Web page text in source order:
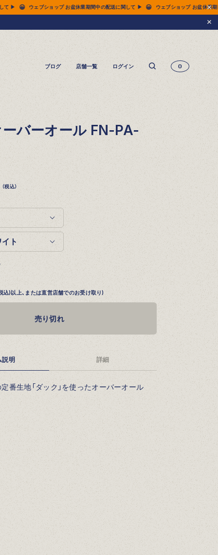
に関して ▶ 😀 ウェブショップ お盆休業期間中の配送に関して ▶ 😀 ウェブショップ お
ブログ 店舗一覧 ログイン 0
バーオール FN-PA-
（税込）
)以上、または直営店舗でのお受け取り)
売り切れ
説明 詳細
番生地「ダック」を使ったオーバーオール